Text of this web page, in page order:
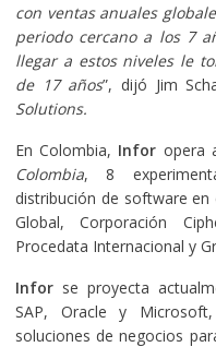
con ventas anuales
periodo cercano a los 7
llegar a estos niveles le
de 17 años”, dijó Jim
Solutions.
En Colombia, Infor opera
Colombia, 8
distribución de software en
Global, Corporación
Procedata Internacional y
Inforse proyecta
SAP, Oracle y
soluciones de negocios